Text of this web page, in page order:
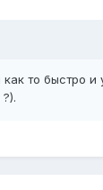
то быстро и